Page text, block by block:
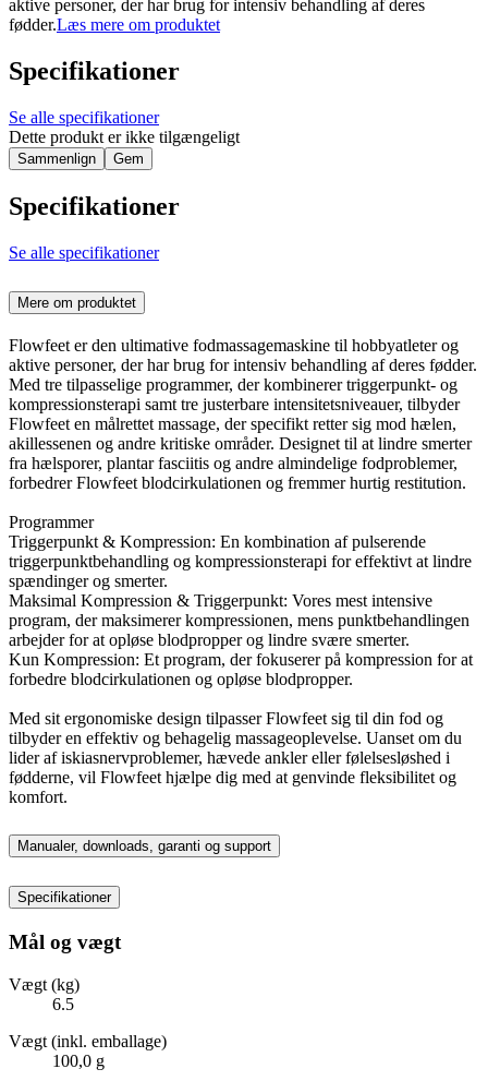
aktive personer, der har brug for intensiv behandling af deres
fødder.Læs mere om produktet
Specifikationer
Se alle specifikationer
Dette produkt er ikke tilgængeligt
Sammenlign Gem
Specifikationer
Se alle specifikationer
Mere om produktet
Flowfeet er den ultimative fodmassagemaskine til hobbyatleter og
aktive personer, der har brug for intensiv behandling af deres fødder.
Med tre tilpasselige programmer, der kombinerer triggerpunkt- og
kompressionsterapi samt tre justerbare intensitetsniveauer, tilbyder
Flowfeet en målrettet massage, der specifikt retter sig mod hælen,
akillessenen og andre kritiske områder. Designet til at lindre smerter
fra hælsporer, plantar fasciitis og andre almindelige fodproblemer,
forbedrer Flowfeet blodcirkulationen og fremmer hurtig restitution.
Programmer
Triggerpunkt & Kompression: En kombination af pulserende
triggerpunktbehandling og kompressionsterapi for effektivt at lindre
spændinger og smerter.
Maksimal Kompression & Triggerpunkt: Vores mest intensive
program, der maksimerer kompressionen, mens punktbehandlingen
arbejder for at opløse blodpropper og lindre svære smerter.
Kun Kompression: Et program, der fokuserer på kompression for at
forbedre blodcirkulationen og opløse blodpropper.
Med sit ergonomiske design tilpasser Flowfeet sig til din fod og
tilbyder en effektiv og behagelig massageoplevelse. Uanset om du
lider af iskiasnervproblemer, hævede ankler eller følelsesløshed i
fødderne, vil Flowfeet hjælpe dig med at genvinde fleksibilitet og
komfort.
Manualer, downloads, garanti og support
Specifikationer
Mål og vægt
Vægt (kg)
6.5
Vægt (inkl. emballage)
100,0 g